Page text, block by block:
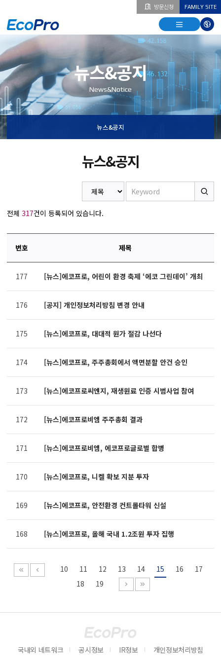
방문신청 FAMILY SITE
열기
열기
다국어
열기
뉴스&공지
News&Notice
뉴스&공지
뉴스&공지
전체 317건이 등록되어 있습니다.
파일,
작성자,
조회수,
작성일
제공표
번호 제목
177 [뉴스]에코프로, 어린이 환경 축제 ‘에코 그린데이’ 개최
176 [공지] 개인정보처리방침 변경 안내
175 [뉴스]에코프로, 대대적 원가 절감 나선다
174 [뉴스]에코프로, 주주총회에서 액면분할 안건 승인
173 [뉴스]에코프로씨엔지, 재생원료 인증 시범사업 참여
172 [뉴스]에코프로비엠 주주총회 결과
171 [뉴스]에코프로비엠, 에코프로글로벌 합병
170 [뉴스]에코프로, 니켈 확보 지분 투자
169 [뉴스]에코프로, 안전환경 컨트롤타워 신설
168 [뉴스]에코프로, 올해 국내 1.2조원 투자 집행
10 11 12 13 14 15 16
17
18
19
국내외 네트워크 공시정보 IR정보 개인정보처리방침